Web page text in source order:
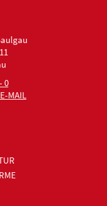
0
MAIL